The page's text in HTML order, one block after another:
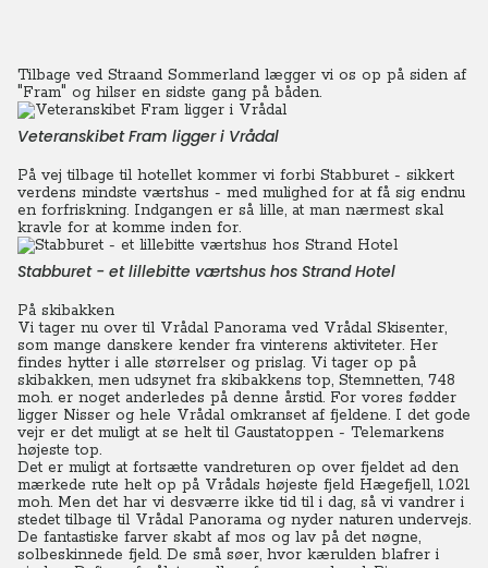
Tilbage ved Straand Sommerland lægger vi os op på siden af
"Fram" og hilser en sidste gang på båden.
Veteranskibet Fram ligger i Vrådal
På vej tilbage til hotellet kommer vi forbi Stabburet - sikkert
verdens mindste værtshus - med mulighed for at få sig endnu
en forfriskning. Indgangen er så lille, at man nærmest skal
kravle for at komme inden for.
Stabburet - et lillebitte værtshus hos Strand Hotel
På skibakken
Vi tager nu over til Vrådal Panorama ved Vrådal Skisenter,
som mange danskere kender fra vinterens aktiviteter. Her
findes hytter i alle størrelser og prislag. Vi tager op på
skibakken, men udsynet fra skibakkens top, Stemnetten, 748
moh. er noget anderledes på denne årstid. For vores fødder
ligger Nisser og hele Vrådal omkranset af fjeldene. I det gode
vejr er det muligt at se helt til Gaustatoppen - Telemarkens
højeste top.
Det er muligt at fortsætte vandreturen op over fjeldet ad den
mærkede rute helt op på Vrådals højeste fjeld Hægefjell, 1.021
moh. Men det har vi desværre ikke tid til i dag, så vi vandrer i
stedet tilbage til Vrådal Panorama og nyder naturen undervejs.
De fantastiske farver skabt af mos og lav på det nøgne,
solbeskinnede fjeld. De små søer, hvor kærulden blafrer i